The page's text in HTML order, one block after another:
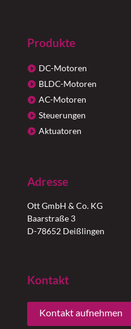
Produkte
DC-Motoren
BLDC-Motoren
AC-Motoren
Steuerungen
Aktuatoren
Adresse
Ott GmbH & Co. KG
Baarstraße 3
D-78652 Deißlingen
Kontakt
Kontakt aufnehmen